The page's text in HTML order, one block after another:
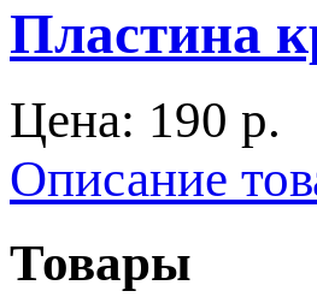
Пластина
Цена: 190 p.
Описание
Товары